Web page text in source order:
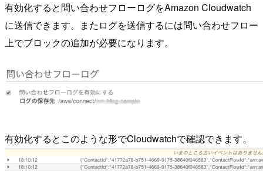
有効化すると問い合わせフローログをAmazon Cloudwatch
に送信できます。またログを送信するには問い合わせフロー
上でブロックの追加が必要になります。
有効化するとこのような形でCloudwatchで確認できます。